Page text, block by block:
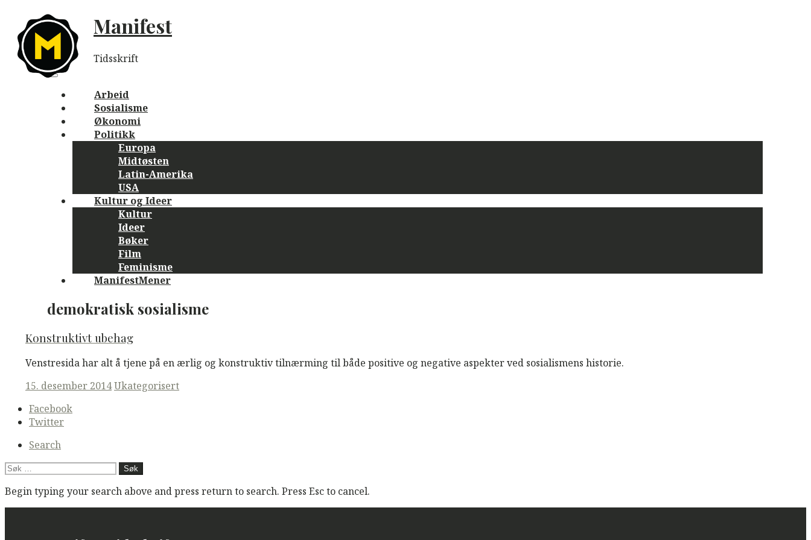
content
Manifest
Tidsskrift
Main
navigation
Menu
Arbeid
Sosialisme
Økonomi
Politikk
Europa
Midtøsten
Latin-Amerika
USA
Kultur og Ideer
Kultur
Ideer
Bøker
Film
Feminisme
ManifestMener
demokratisk sosialisme
Konstruktivt ubehag
Venstresida har alt å tjene på en ærlig og konstruktiv tilnærming til både positive og negative aspekter ved sosialismens historie.
Posted
15. desember 2014Ukategorisert
Secondary
navigation
Facebook
Twitter
Search
Søk
Begin typing your search above and press return to search. Press Esc to cancel.